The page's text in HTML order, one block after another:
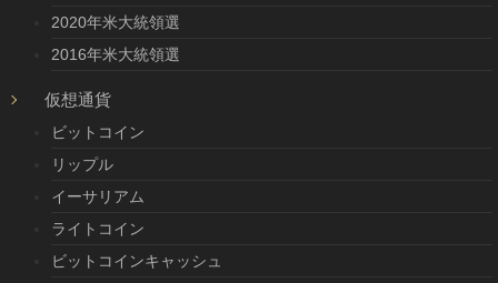
2020年米大統領選
2016年米大統領選
仮想通貨
ビットコイン
リップル
イーサリアム
ライトコイン
ビットコインキャッシュ